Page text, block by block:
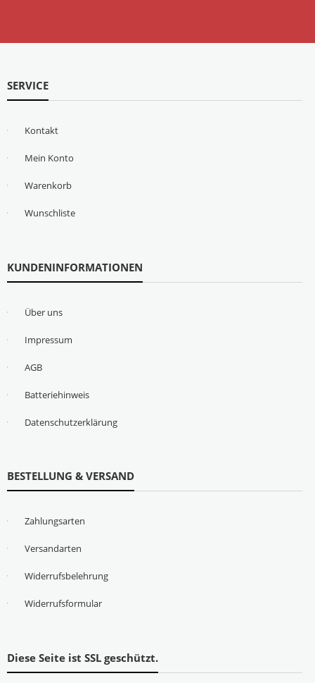
SERVICE
Kontakt
Mein Konto
Warenkorb
Wunschliste
KUNDENINFORMATIONEN
Über uns
Impressum
AGB
Batteriehinweis
Datenschutzerklärung
BESTELLUNG & VERSAND
Zahlungsarten
Versandarten
Widerrufsbelehrung
Widerrufsformular
Diese Seite ist SSL geschützt.